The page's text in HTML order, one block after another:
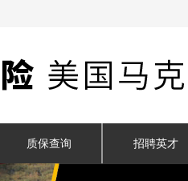
质保查询 招聘英才